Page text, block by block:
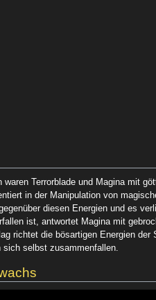
Terrorblade und Magina mit
in der Manipulation von
diesen Energien und es
ist, antwortet Magina mit
richtet die bösartigen Energien
sich selbst zusammenfallen.